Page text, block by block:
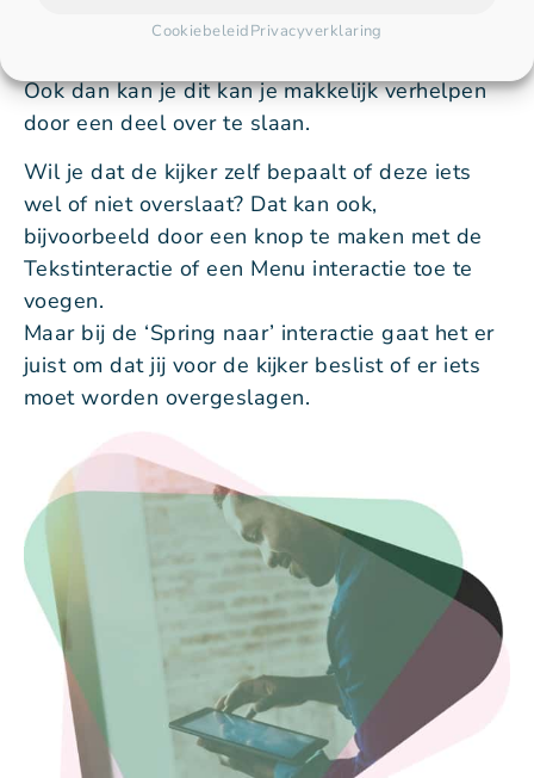
CookiebeleidPrivacyverklaring
Misschien heb je een foutje gemaakt bij de
Ook dan kan je dit kan je makkelijk verhelpen
door een deel over te slaan.
Wil je dat de kijker zelf bepaalt of deze iets
wel of niet overslaat? Dat kan ook,
bijvoorbeeld door een knop te maken met de
Tekstinteractie of een Menu interactie toe te
voegen.
Maar bij de ‘Spring naar’ interactie gaat het er
juist om dat jij voor de kijker beslist of er iets
moet worden overgeslagen.